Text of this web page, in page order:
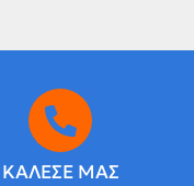
ΚΑΛΕΣΕ ΜΑΣ